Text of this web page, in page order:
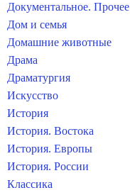
Документальное. Прочее
Дом и семья
Домашние животные
Драма
Драматургия
Искусство
История
История. Востока
История. Европы
История. России
Классика